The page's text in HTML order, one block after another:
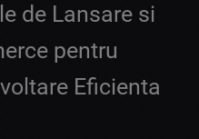
de Lansare si
pentru
Eficienta